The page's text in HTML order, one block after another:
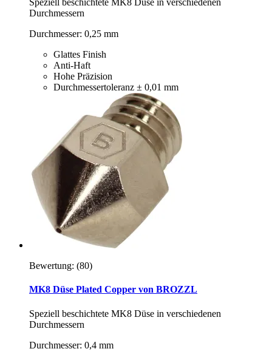
Speziell beschichtete MK8 Düse in verschiedenen
Durchmessern
Durchmesser: 0,25 mm
Glattes Finish
Anti-Haft
Hohe Präzision
Durchmessertoleranz ± 0,01 mm
Bewertung: (80)
MK8 Düse Plated Copper von BROZZL
Speziell beschichtete MK8 Düse in verschiedenen
Durchmessern
Durchmesser: 0,4 mm